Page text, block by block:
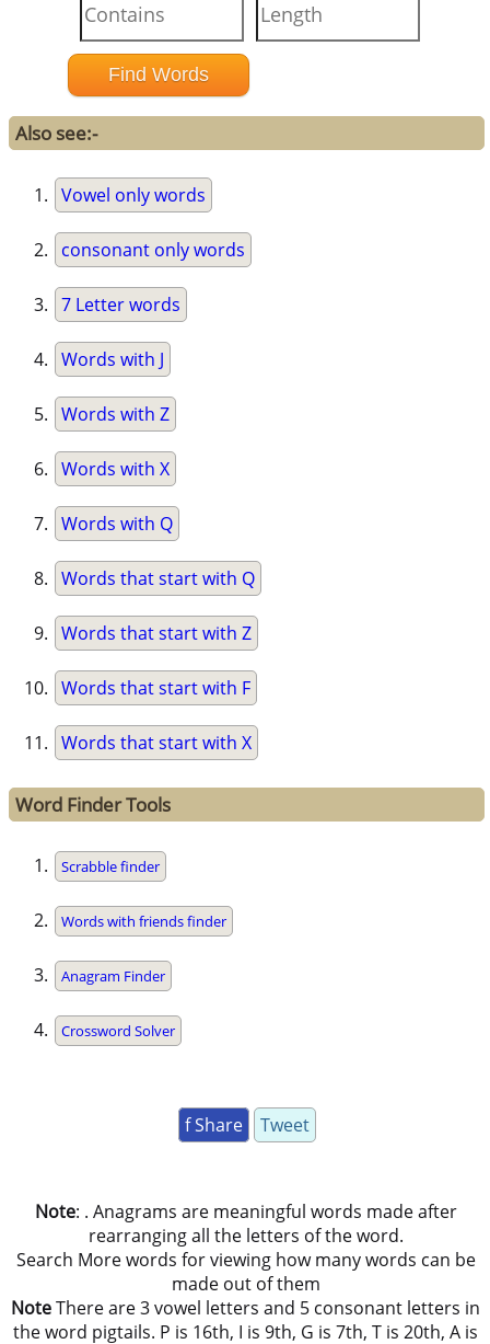
Also see:-
Vowel only words
consonant only words
7 Letter words
Words with J
Words with Z
Words with X
Words with Q
Words that start with Q
Words that start with Z
Words that start with F
Words that start with X
Word Finder Tools
Scrabble finder
Words with friends finder
Anagram Finder
Crossword Solver
f Share Tweet
Note: . Anagrams are meaningful words made after
rearranging all the letters of the word.
Search More words for viewing how many words can be
made out of them
NoteThere are 3 vowel letters and 5 consonant letters in
the word pigtails. P is 16th, I is 9th, G is 7th, T is 20th, A is